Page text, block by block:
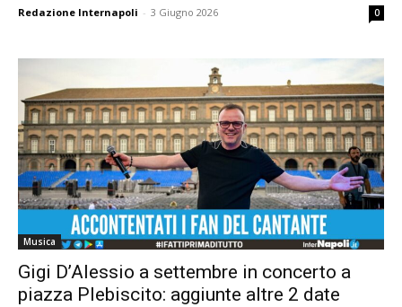
Redazione Internapoli - 3 Giugno 2026 0
Musica
Gigi D’Alessio a settembre in concerto a
piazza Plebiscito: aggiunte altre 2 date